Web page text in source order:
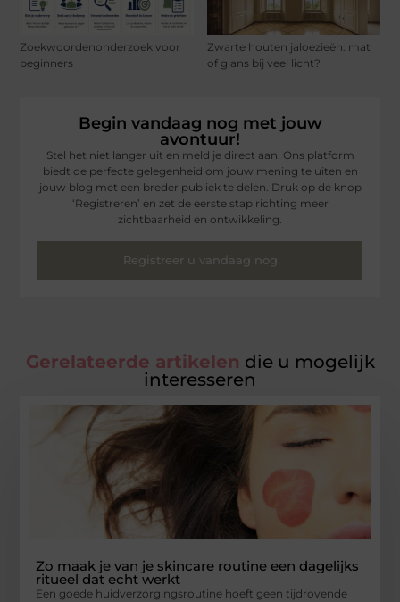
Zoekwoordenonderzoek voor
beginners
Zwarte houten jaloezieën: mat
of glans bij veel licht?
Begin vandaag nog met jouw
avontuur!
Stel het niet langer uit en meld je direct aan. Ons platform
biedt de perfecte gelegenheid om jouw mening te uiten en
jouw blog met een breder publiek te delen. Druk op de knop
‘Registreren’ en zet de eerste stap richting meer
zichtbaarheid en ontwikkeling.
Registreer u vandaag nog
Gerelateerde artikelen die u mogelijk
interesseren
Zo maak je van je skincare routine een dagelijks
ritueel dat echt werkt
Een goede huidverzorgingsroutine hoeft geen tijdrovende